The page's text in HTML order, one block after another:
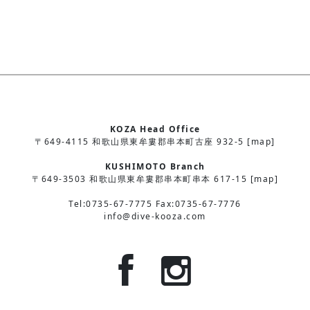
KOZA Head Office
〒649-4115 和歌山県東牟婁郡串本町古座 932-5 [map]
KUSHIMOTO Branch
〒649-3503 和歌山県東牟婁郡串本町串本 617-15 [map]
Tel:0735-67-7775 Fax:0735-67-7776
info@dive-kooza.com